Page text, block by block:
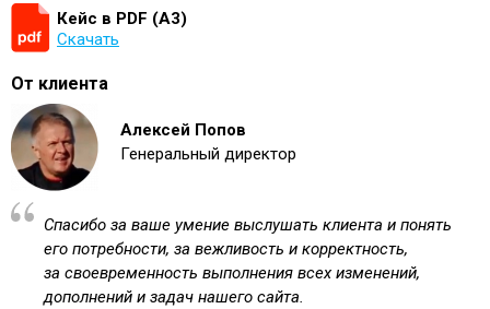
Кейс в PDF (А3)
Скачать
От клиента
Алексей Попов
Генеральный директор
Спасибо за ваше умение выслушать клиента и понять
его потребности, за вежливость и корректность,
за своевременность выполнения всех изменений,
дополнений и задач нашего сайта.